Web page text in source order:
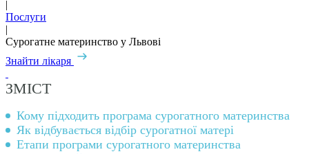
|
Послуги
|
Сурогатне материнство у Львові
Знайти лікаря
ЗМІСТ
Кому підходить програма сурогатного материнства
Як відбувається відбір сурогатної матері
Етапи програми сурогатного материнства